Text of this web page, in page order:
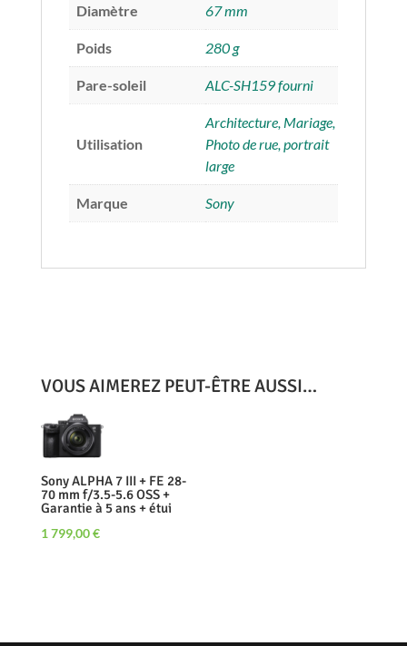
Diamètre 67 mm
Poids 280 g
Pare-soleil ALC-SH159 fourni
Utilisation
Architecture, Mariage,
Photo de rue, portrait
large
Marque Sony
VOUS AIMEREZ PEUT-ÊTRE AUSSI…
Sony ALPHA 7 III + FE 28-
70 mm f/3.5-5.6 OSS +
Garantie à 5 ans + étui
1 799,00€